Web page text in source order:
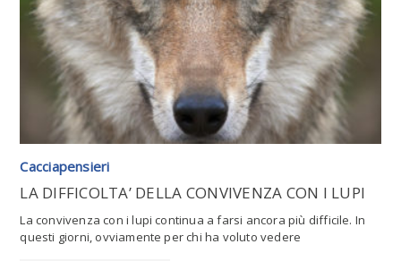
Leggi tutto l'articolo
Cacciapensieri
LA DIFFICOLTA’ DELLA CONVIVENZA CON I LUPI
La convivenza con i lupi continua a farsi ancora più difficile. In
questi giorni, ovviamente per chi ha voluto vedere